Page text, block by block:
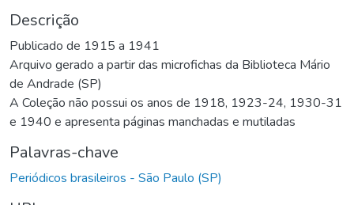
Descrição
Publicado de 1915 a 1941
Arquivo gerado a partir das microfichas da Biblioteca Mário
de Andrade (SP)
A Coleção não possui os anos de 1918, 1923-24, 1930-31
e 1940 e apresenta páginas manchadas e mutiladas
Palavras-chave
Periódicos brasileiros - São Paulo (SP)